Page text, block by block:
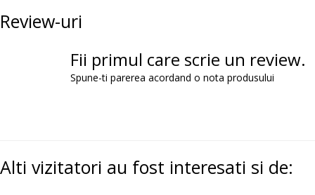
Review-uri
Fii primul care scrie un review.
Spune-ti parerea acordand o nota produsului
Alti vizitatori au fost interesati si de: